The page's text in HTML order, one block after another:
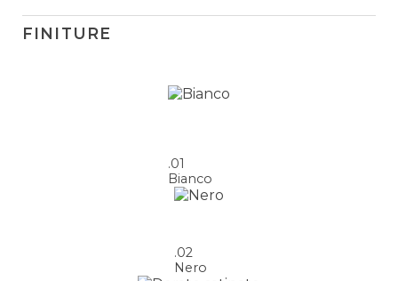
FINITURE
.01
Bianco
.02
Nero